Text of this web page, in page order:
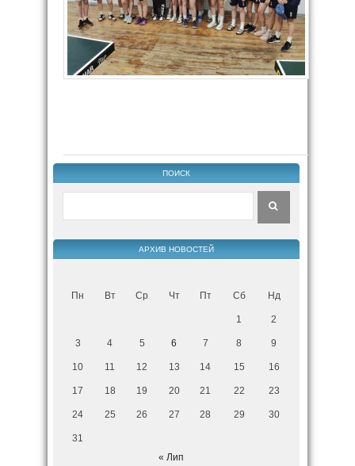
ПОИСК
АРХИВ НОВОСТЕЙ
Пн Вт Ср Чт Пт Сб Нд
1 2
3 4 5 6 7 8 9
10 11 12 13 14 15 16
17 18 19 20 21 22 23
24 25 26 27 28 29 30
31
« Лип